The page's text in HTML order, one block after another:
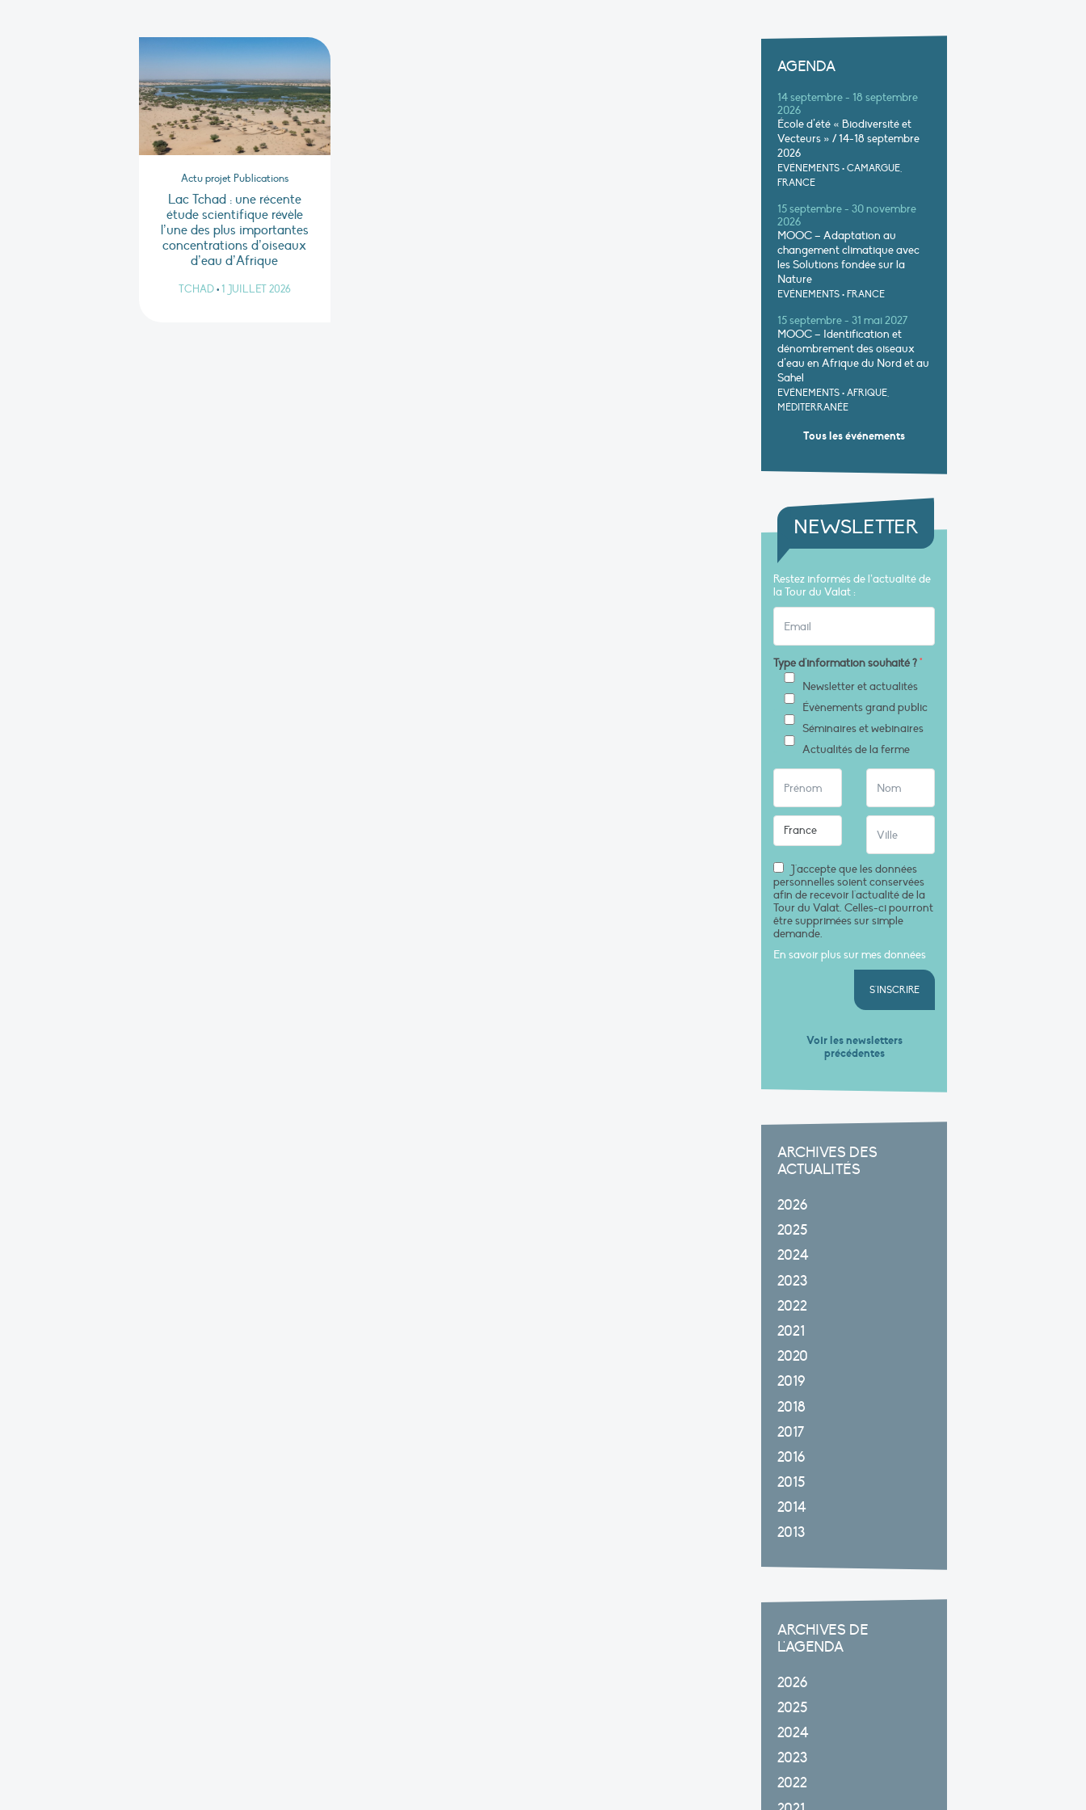
Actu projet Publications
Lac Tchad : une récente
étude scientifique révèle
l’une des plus importantes
concentrations d’oiseaux
d’eau d’Afrique
TCHAD•1 JUILLET 2026
AGENDA
14 septembre - 18 septembre
2026
École d’été « Biodiversité et
Vecteurs » / 14-18 septembre
2026
EVÉNEMENTS • CAMARGUE,
FRANCE
15 septembre - 30 novembre
2026
MOOC – Adaptation au
changement climatique avec
les Solutions fondée sur la
Nature
EVÉNEMENTS • FRANCE
15 septembre - 31 mai 2027
MOOC – Identification et
dénombrement des oiseaux
d’eau en Afrique du Nord et au
Sahel
EVÉNEMENTS • AFRIQUE,
MÉDITERRANÉE
Tous les événements
NEWSLETTER
Restez informés de l’actualité de
la Tour du Valat :
Type d'information souhaité ?*
Newsletter et actualités
Évènements grand public
Séminaires et webinaires
Actualités de la ferme
J'accepte que les données
personnelles soient conservées
afin de recevoir l'actualité de la
Tour du Valat. Celles-ci pourront
être supprimées sur simple
demande.
En savoir plus sur mes données
S'INSCRIRE
Voir les newsletters
précédentes
ARCHIVES DES
ACTUALITÉS
2026
2025
2024
2023
2022
2021
2020
2019
2018
2017
2016
2015
2014
2013
ARCHIVES DE
L'AGENDA
2026
2025
2024
2023
2022